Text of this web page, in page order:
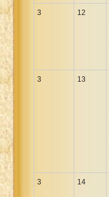
3 12
3 13
3 14